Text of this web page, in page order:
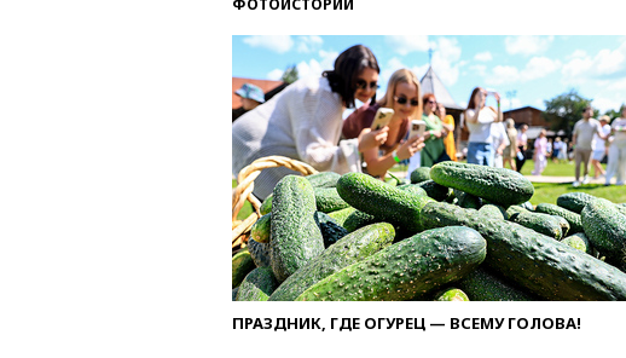
ФОТОИСТОРИИ
ПРАЗДНИК, ГДЕ ОГУРЕЦ — ВСЕМУ ГОЛОВА!